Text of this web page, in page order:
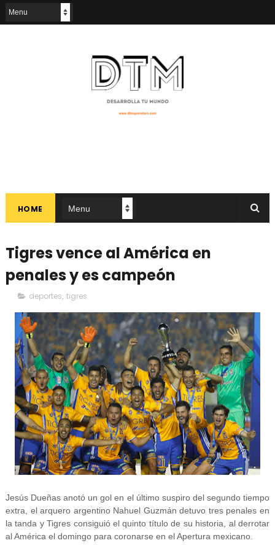
HOME
Tigres vence al América en
penales y es campeón
deportes, tigres
Jesús Dueñas anotó un gol en el último suspiro del segundo tiempo
extra, el arquero argentino Nahuel Guzmán detuvo tres penales en
la tanda y Tigres consiguió el quinto título de su historia, al derrotar
al América el domingo para coronarse en el Apertura mexicano.